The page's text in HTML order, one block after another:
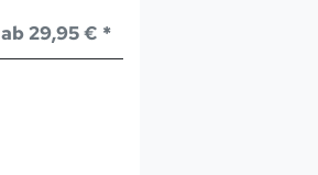
ab 29,95 € *